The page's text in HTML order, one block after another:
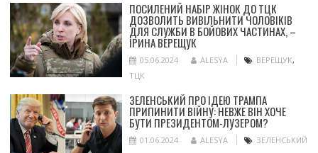
ПОСИЛЕНИЙ НАБІР ЖІНОК ДО ТЦК
ДОЗВОЛИТЬ ВИВІЛЬНИТИ ЧОЛОВІКІВ
ДЛЯ СЛУЖБИ В БОЙОВИХ ЧАСТИНАХ, –
ІРИНА ВЕРЕЩУК
05.06.2024 ALESYA ВЕРЕЩУК,
ТЦК
ЗЕЛЕНСЬКИЙ ПРО ІДЕЮ ТРАМПА
ПРИПИНИТИ ВІЙНУ: НЕВЖЕ ВІН ХОЧЕ
БУТИ ПРЕЗИДЕНТОМ-ЛУЗЕРОМ?
01.06.2024 ALESYA ЗЕЛЕНСЬКИЙ